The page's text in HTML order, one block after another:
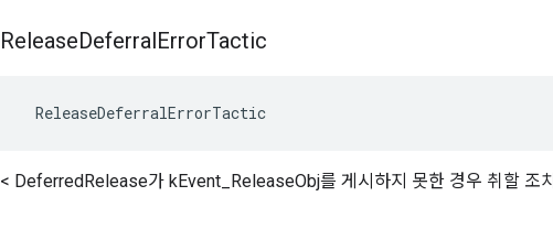
ReleaseDeferralErrorTactic
ReleaseDeferralErrorTactic
< DeferredRelease가 kEvent_ReleaseObj를 게시하지 못한 경우 취할 조치